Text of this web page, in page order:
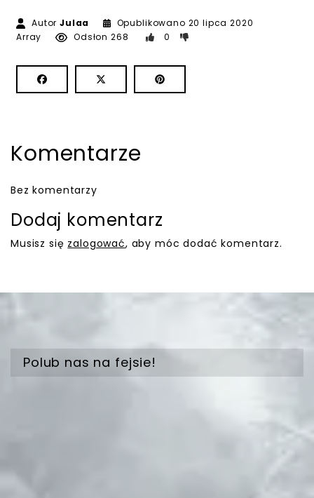
AutorJulaa Opublikowano 20 lipca 2020
Array
Odsłon 268 0
Komentarze
Bez komentarzy
Dodaj komentarz
Musisz się zalogować, aby móc dodać komentarz.
Polub nas na fejsie!